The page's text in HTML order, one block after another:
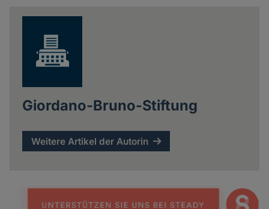
Giordano-Bruno-Stiftung
Weitere Artikel der Autorin